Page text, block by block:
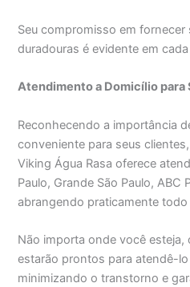
Seu compromisso em fornecer
duradouras é evidente em
Atendimento a Domicílio para
Reconhecendo a importância
conveniente para seus
Viking Água Rasa oferece
Paulo, Grande São Paulo, ABC
abrangendo praticamente
Não importa onde você
estarão prontos para atendê-
minimizando o transtorno e